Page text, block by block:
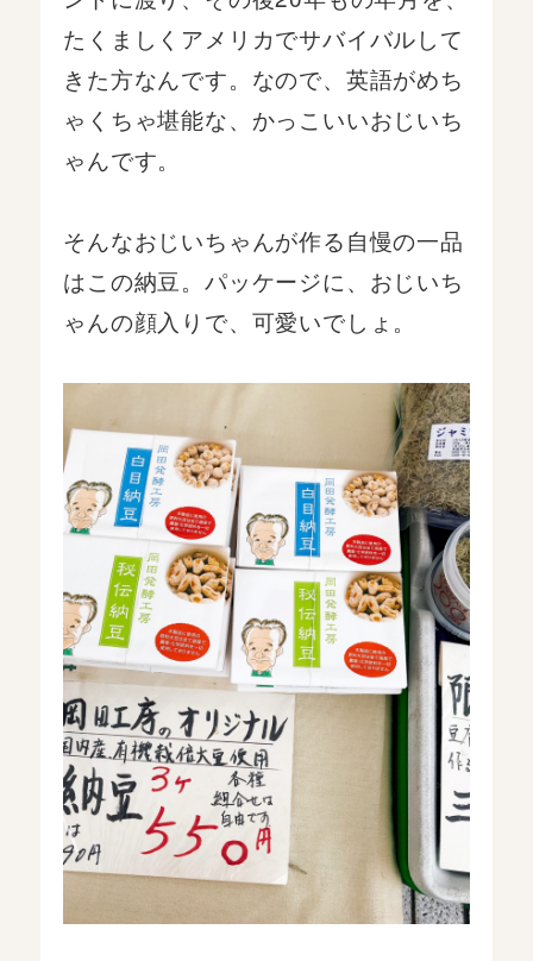
たくましくアメリカでサバイバルして
きた方なんです。なので、英語がめち
ゃくちゃ堪能な、かっこいいおじいち
ゃんです。
そんなおじいちゃんが作る自慢の一品
はこの納豆。パッケージに、おじいち
ゃんの顔入りで、可愛いでしょ。